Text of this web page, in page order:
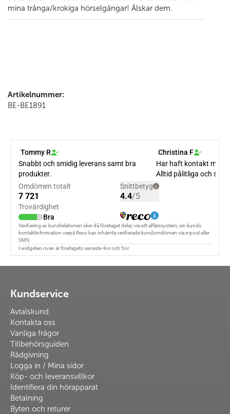
mina trånga/krokiga hörselgångar! Älskar dem.
Artikelnummer:
BE-BE1891
Kundservice
Avtalskund
Kontakta oss
Vanliga frågor
Tillbehörsguiden
Rådgivning
Logga in / Mina sidor
Köp- och leveransvillkor
Identifiera din hörapparat
Betalning
Byten och returer